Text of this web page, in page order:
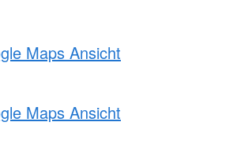
Maps Ansicht
Maps Ansicht